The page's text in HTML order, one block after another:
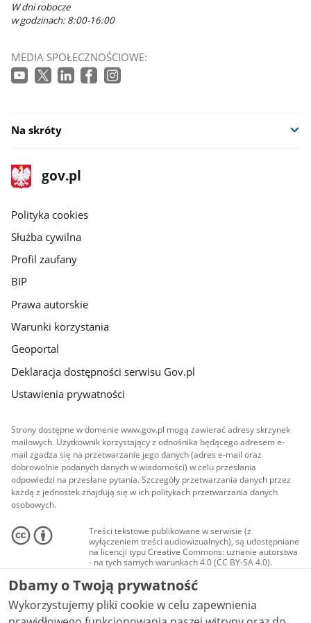
W dni robocze
w godzinach: 8:00-16:00
MEDIA SPOŁECZNOŚCIOWE:
Na skróty
stopka
gov.pl
Strona
gov.pl
gov.pl
Polityka cookies
Służba cywilna
Profil zaufany
BIP
Prawa autorskie
Warunki korzystania
Geoportal
Deklaracja dostępności serwisu Gov.pl
Ustawienia prywatności
Strony dostępne w domenie www.gov.pl mogą zawierać adresy skrzynek
mailowych. Użytkownik korzystający z odnośnika będącego adresem e-
mail zgadza się na przetwarzanie jego danych (adres e-mail oraz
dobrowolnie podanych danych w wiadomości) w celu przesłania
odpowiedzi na przesłane pytania. Szczegóły przetwarzania danych przez
każdą z jednostek znajdują się w ich politykach przetwarzania danych
osobowych.
Treści tekstowe publikowane w serwisie (z
wyłączeniem treści audiowizualnych), są udostępniane
na licencji typu Creative Commons: uznanie autorstwa
- na tych samych warunkach 4.0 (CC BY-SA 4.0).
Materiały audiowizualne, w tym zdjęcia, materiały
audio i wideo, są udostępniane na licencji typu
Creative Commons: uznanie autorstwa użycie
niekomercyjne - bez utworów zależnych 4.0 (CC BY-
NC-ND 4.0), o ile nie jest to stwierdzone inaczej.
Dbamy o Twoją prywatność
Wykorzystujemy pliki cookie w celu zapewnienia